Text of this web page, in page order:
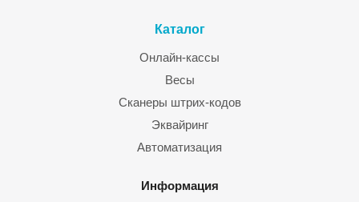
Каталог
Онлайн-кассы
Весы
Сканеры штрих-кодов
Эквайринг
Автоматизация
Информация